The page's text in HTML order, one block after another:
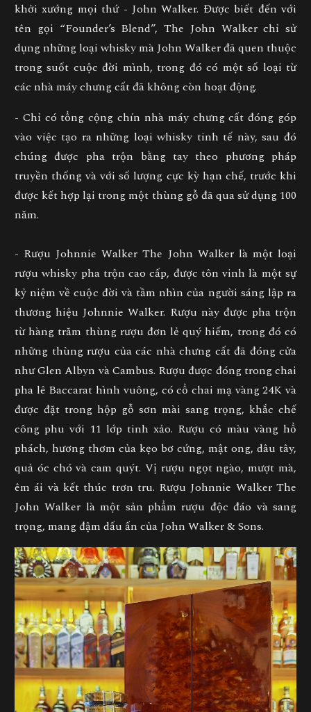
khởi xướng mọi thứ - John Walker. Được biết đến với
tên gọi “Founder’s Blend”, The John Walker chỉ sử
dụng những loại whisky mà John Walker đã quen thuộc
trong suốt cuộc đời mình, trong đó có một số loại từ
các nhà máy chưng cất đã không còn hoạt động.
- Chỉ có tổng cộng chín nhà máy chưng cất đóng góp
vào việc tạo ra những loại whisky tinh tế này, sau đó
chúng được pha trộn bằng tay theo phương pháp
truyền thống và với số lượng cực kỳ hạn chế, trước khi
được kết hợp lại trong một thùng gỗ đã qua sử dụng 100
năm.
- Rượu Johnnie Walker The John Walker là một loại
rượu whisky pha trộn cao cấp, được tôn vinh là một sự
kỷ niệm về cuộc đời và tầm nhìn của người sáng lập ra
thương hiệu Johnnie Walker. Rượu này được pha trộn
từ hàng trăm thùng rượu đơn lẻ quý hiếm, trong đó có
những thùng rượu của các nhà chưng cất đã đóng cửa
như Glen Albyn và Cambus. Rượu được đóng trong chai
pha lê Baccarat hình vuông, có cổ chai mạ vàng 24K và
được đặt trong hộp gỗ sơn mài sang trọng, khắc chế
công phu với 11 lớp tinh xảo. Rượu có màu vàng hổ
phách, hương thơm của kẹo bơ cứng, mật ong, dâu tây,
quả óc chó và cam quýt. Vị rượu ngọt ngào, mượt mà,
êm ái và kết thúc trơn tru. Rượu Johnnie Walker The
John Walker là một sản phẩm rượu độc đáo và sang
trọng, mang đậm dấu ấn của John Walker & Sons.